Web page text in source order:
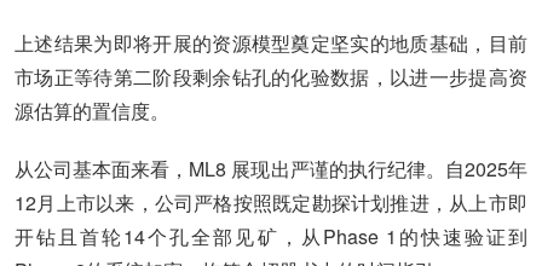
上述结果为即将开展的资源模型奠定坚实的地质基础，目前
市场正等待第二阶段剩余钻孔的化验数据，以进一步提高资
源估算的置信度。
从公司基本面来看，ML8 展现出严谨的执行纪律。自2025年
12月上市以来，公司严格按照既定勘探计划推进，从上市即
开钻且首轮14个孔全部见矿，从Phase 1的快速验证到